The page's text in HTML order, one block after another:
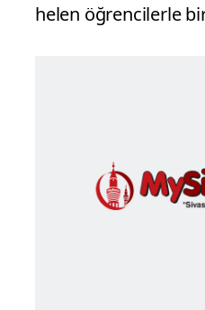
helen öğrencilerle